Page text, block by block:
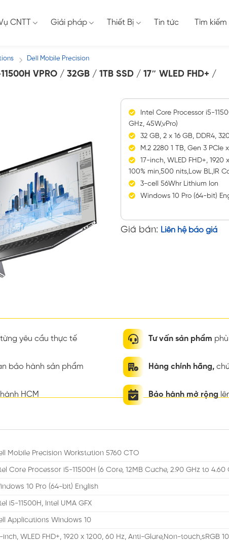
CNTT Giải pháp Thiết Bị Tin tức Tìm kiếm
/ Dell Mobile Precision
VPRO / 32GB / 1TB SSD / 17″ WLED FHD+ /
Intel Core Processor i5-
GHz, 45W,vPro)
32 GB, 2 x 16 GB, DDR4,
M.2 2280 1 TB, Gen 3 PCIe
17-inch, WLED FHD+,
100% min,500 nits,Low BL,IR
3-cell 56Whr Lithium Ion
Windows 10 Pro (64-bit)
Giá bán: Liên hệ báo giá
yêu cầu thực tế
bảo hành sản phẩm
HCM
Tư vấn sản phẩm
Hàng chính hãng,
Bảo hành mở rộng
Mobile Precision Workstation 5760 CTO
Core Processor i5-11500H (6 Core, 12MB Cache, 2.90 GHz to 4.60
10 Pro (64-bit) English
i5-11500H, Intel UMA GFX
Applications Windows 10
inch, WLED FHD+, 1920 x 1200, 60 Hz, Anti-Glare,Non-touch,sRGB